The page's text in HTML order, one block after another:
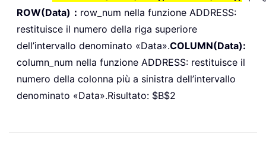
ROW(Data)： row_num nella funzione ADDRESS:
restituisce il numero della riga superiore
dell’intervallo denominato «Data».COLUMN(Data):
column_num nella funzione ADDRESS: restituisce il
numero della colonna più a sinistra dell’intervallo
denominato «Data».Risultato: $B$2